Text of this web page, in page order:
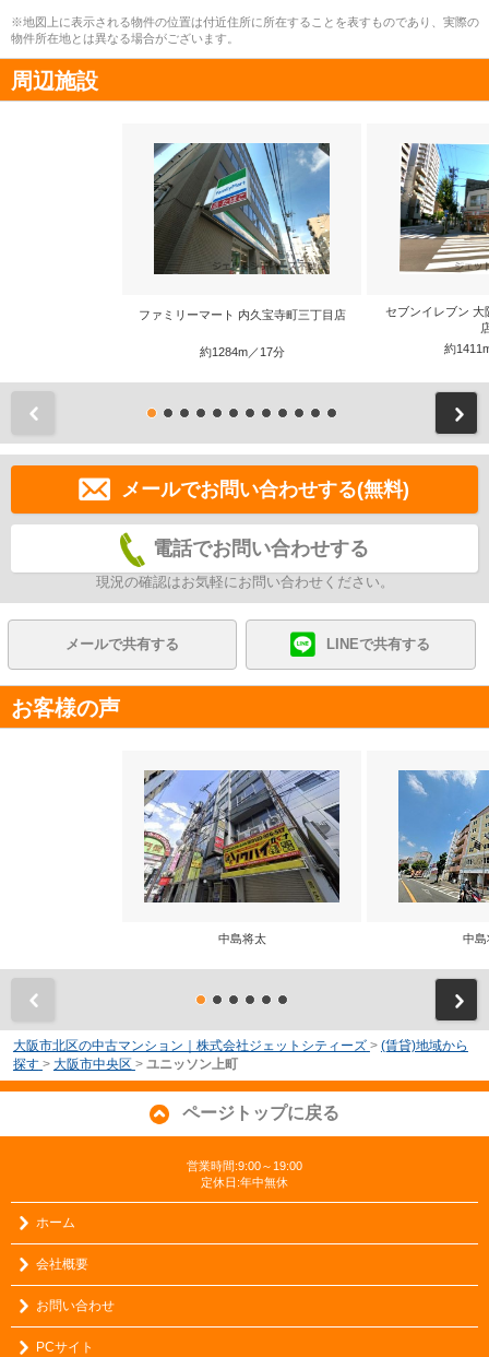
※地図上に表示される物件の位置は付近住所に所在することを表すものであり、実際の
物件所在地とは異なる場合がございます。
周辺施設
ファミリーマート 内久宝寺町三丁目店
約1284m／17分
セブンイレブン 大
約
メールでお問い合わせする(無料)
電話でお問い合わせする
現況の確認はお気軽にお問い合わせください。
メールで共有する LINEで共有する
お客様の声
中島将太 中島
大阪市北区の中古マンション｜株式会社ジェットシティーズ > (賃貸)地域から
探す > 大阪市中央区 > ユニッソン上町
ページトップに戻る
営業時間:9:00～19:00
定休日:年中無休
ホーム
会社概要
お問い合わせ
PCサイト